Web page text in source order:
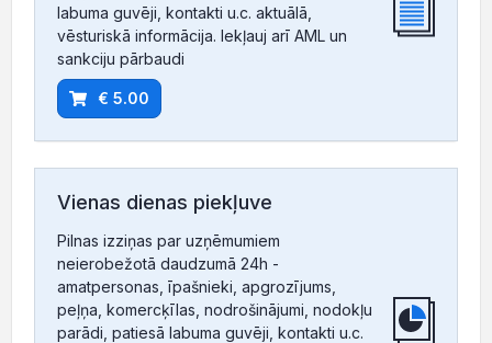
labuma guvēji, kontakti u.c. aktuālā,
vēsturiskā informācija. Iekļauj arī AML un
sankciju pārbaudi
€ 5.00
Vienas dienas piekļuve
Pilnas izziņas par uzņēmumiem
neierobežotā daudzumā 24h -
amatpersonas, īpašnieki, apgrozījums,
peļņa, komercķīlas, nodrošinājumi, nodokļu
parādi, patiesā labuma guvēji, kontakti u.c.